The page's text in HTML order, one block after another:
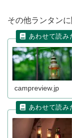
その他ランタン
campreview.jp